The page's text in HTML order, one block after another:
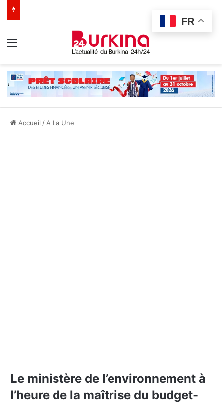
Accueil / A La Une
Le ministère de l’environnement à
l’heure de la maîtrise du budget-
FR